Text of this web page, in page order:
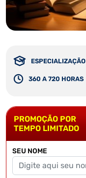
ESPECIALIZAÇÃO
360 A 720 HORAS
PROMOÇÃO POR
TEMPO LIMITADO
SEU NOME